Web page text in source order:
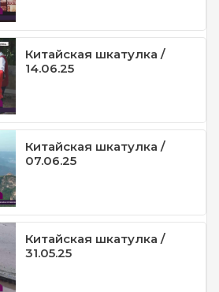
Китайская шкатулка /
14.06.25
Китайская шкатулка /
07.06.25
Китайская шкатулка /
31.05.25